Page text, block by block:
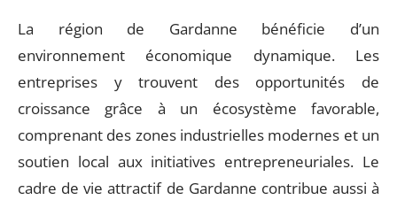
La région de Gardanne bénéficie d’un
environnement économique dynamique. Les
entreprises y trouvent des opportunités de
croissance grâce à un écosystème favorable,
comprenant des zones industrielles modernes et un
soutien local aux initiatives entrepreneuriales. Le
cadre de vie attractif de Gardanne contribue aussi à